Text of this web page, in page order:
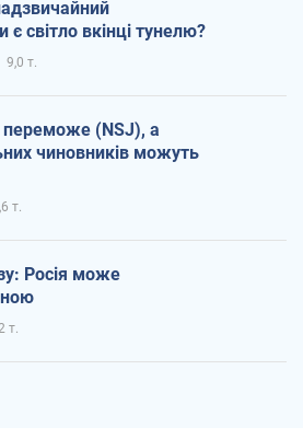
світло вкінці тунелю?
9,0 т.
переможе (NSJ), а
чиновників можуть
т.
Росія може
т.